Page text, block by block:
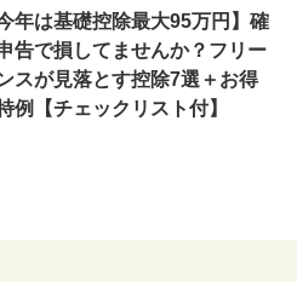
今年は基礎控除最大95万円】確
告で損してませんか？フリー
スが見落とす控除7選＋お得
例【チェックリスト付】